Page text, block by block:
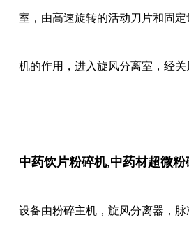
室，由高速旋转的活动刀片和固
机的作用，进入旋风分离室，经
中药饮片粉碎机,中药材超微粉
设备由粉碎主机，旋风分离器，